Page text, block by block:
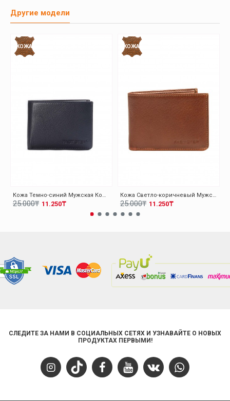
Другие модели
КОЖА
Кожа Темно-синий Мужская Кошелек 779CA1410
11.250₸
25.000₸
КОЖА
Кожа Светло-коричневый Мужская Кошелек 779CA1410
11.250₸
25.000₸
СЛЕДИТЕ ЗА НАМИ В СОЦИАЛЬНЫХ СЕТЯХ И УЗНАВАЙТЕ О НОВЫХ
ПРОДУКТАХ ПЕРВЫМИ!